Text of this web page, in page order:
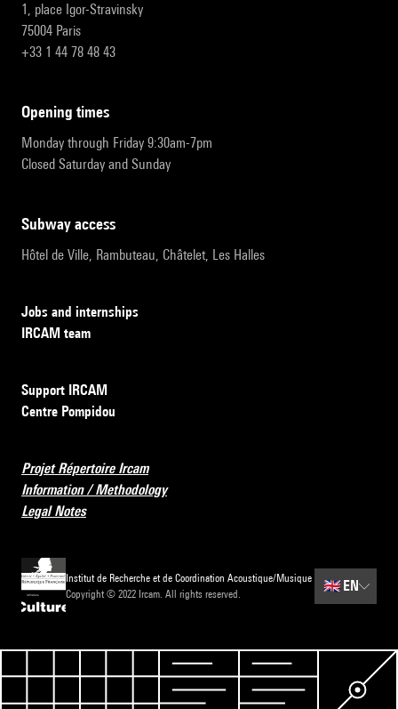
1, place Igor-Stravinsky
75004 Paris
+33 1 44 78 48 43
opening times
Monday through Friday 9:30am-7pm
Closed Saturday and Sunday
subway access
Hôtel de Ville, Rambuteau, Châtelet, Les Halles
Jobs and internships
IRCAM team
Support IRCAM
Centre Pompidou
Projet Répertoire Ircam
Information / Methodology
Legal Notes
Institut de Recherche et de Coordination Acoustique/Musique
Copyright © 2022 Ircam. All rights reserved.
🇬🇧 EN